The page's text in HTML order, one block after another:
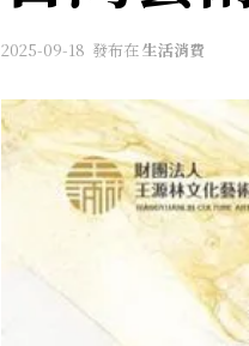
2025-09-18 發布在生活消費